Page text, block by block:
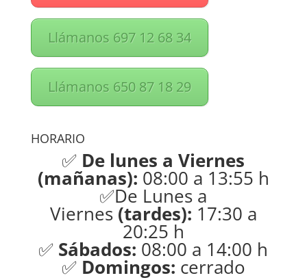
Llámanos 697 12 68 34
Llámanos 650 87 18 29
HORARIO
✅ De lunes a Viernes
(mañanas): 08:00 a 13:55 h
✅De Lunes a
Viernes(tardes): 17:30 a
20:25 h
✅ Sábados: 08:00 a 14:00 h
✅ Domingos: cerrado